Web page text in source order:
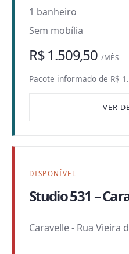
1 banheiro
Sem mobília
R$ 1.509,50 /MÊS
Pacote informado de R$
VER
DISPONÍVEL
Studio 531 –
Caravelle- Rua Vieira